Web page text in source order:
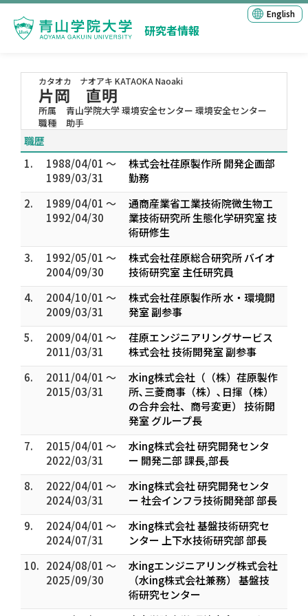
研究者情報
English
カタオカ ナオアキ KATAOKA Naoaki
片岡 直明
所属
青山学院大学 環境安全センター 環境安全センター
職種
助手
職歴
1.
1988/04/01 ～
1989/03/31
株式会社荏原製作所 開発企画部
勤務
2.
1989/04/01 ～
1992/04/30
通商産業省工業技術院微生物工
業技術研究所 生態化学研究室 技
術研修生
3.
1992/05/01 ～
2004/09/30
株式会社荏原総合研究所 バイオ
技術研究室 主任研究員
4.
2004/10/01 ～
2009/03/31
株式会社荏原製作所 水・環境開
発室 副参事
5.
2009/04/01 ～
2011/03/31
荏原エンジニアリングサービス
株式会社 技術開発室 副参事
6.
2011/04/01 ～
2015/03/31
水ing株式会社（（株）荏原製作
所､三菱商事（株）､日揮（株）
の合弁会社、商号変更） 技術開
発室 グループ長
7.
2015/04/01 ～
2022/03/31
水ing株式会社 研究開発センタ
ー 開発二部 課長,部長
8.
2022/04/01 ～
2024/03/31
水ing株式会社 研究開発センタ
ー 社会インフラ技術開発部 部長
9.
2024/04/01 ～
2024/07/31
水ing株式会社 基盤技術研究セ
ンター 上下水技術研究部 部長
10. 2024/08/01 ～
2025/09/30
水ingエンジニアリング株式会社
（水ing株式会社兼務） 基盤技
術研究センター